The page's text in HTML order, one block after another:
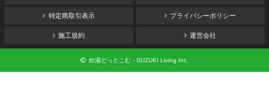
特定商取引表示 プライバシーポリシー
施工規約 運営会社
給湯どっとこむ - SUZUKI Living Inc.